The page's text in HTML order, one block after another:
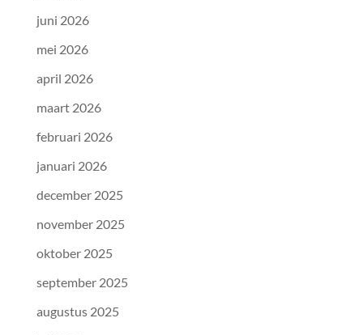
juni 2026
mei 2026
april 2026
maart 2026
februari 2026
januari 2026
december 2025
november 2025
oktober 2025
september 2025
augustus 2025